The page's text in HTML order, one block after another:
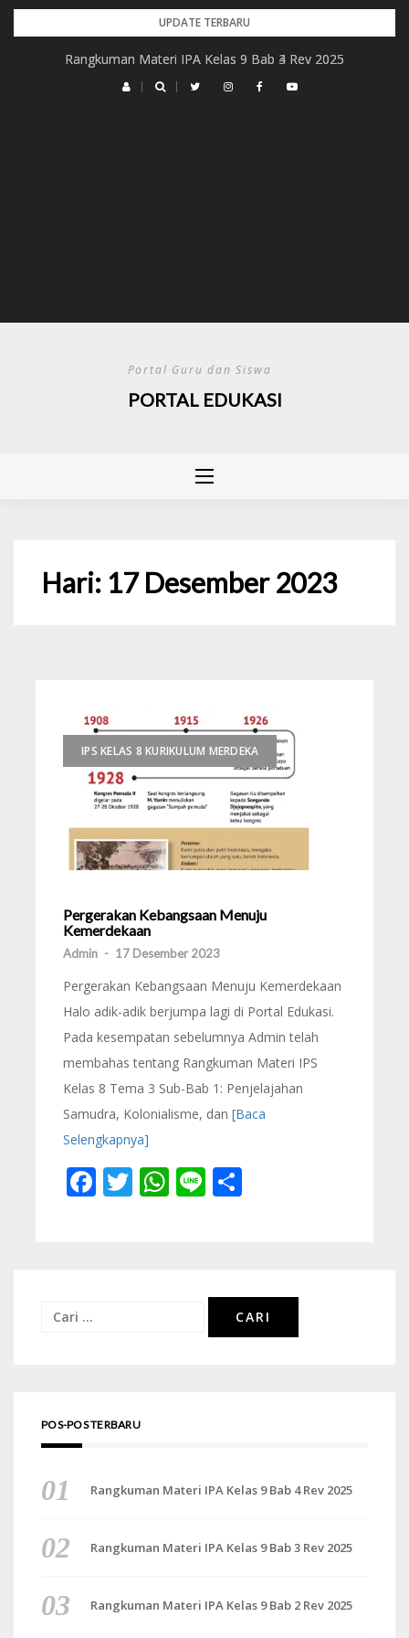
Skip
UPDATE TERBARU
Rangkuman Materi IPA Kelas 9 Bab 4 Rev 2025
Rangkuman Materi IPA Kelas 9 Bab 3 Rev 2025
Portal Guru dan Siswa
PORTAL EDUKASI
Hari: 17 Desember 2023
IPS KELAS 8 KURIKULUM MERDEKA
Pergerakan Kebangsaan Menuju
Kemerdekaan
Admin - 17 Desember 2023
Pergerakan Kebangsaan Menuju Kemerdekaan
Halo adik-adik berjumpa lagi di Portal Edukasi.
Pada kesempatan sebelumnya Admin telah
membahas tentang Rangkuman Materi IPS
Kelas 8 Tema 3 Sub-Bab 1: Penjelajahan
Samudra, Kolonialisme, dan [Baca
Selengkapnya]
Facebook
Twitter
WhatsApp
Line
Cari
POS-POS TERBARU
Rangkuman Materi IPA Kelas 9 Bab 4 Rev 2025
Rangkuman Materi IPA Kelas 9 Bab 3 Rev 2025
Rangkuman Materi IPA Kelas 9 Bab 2 Rev 2025